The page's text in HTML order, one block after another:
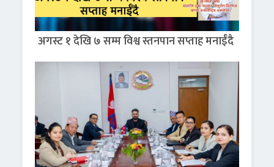
अगस्ट १ देखि ७ सम्म विश्व स्तनपान सप्ताह मनाईँदै